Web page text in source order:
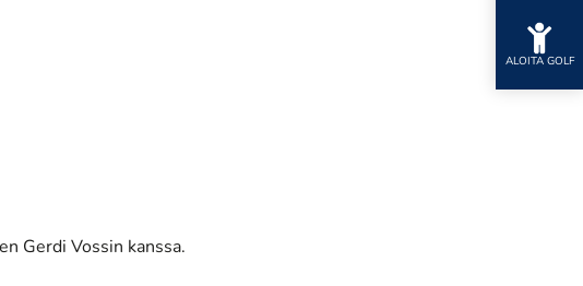
ALOITA GOLF
Gerdi Vossin kanssa.